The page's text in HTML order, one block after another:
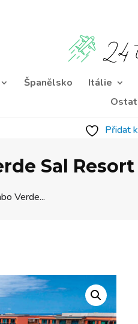
Španělsko Itálie
Přidat
Sal Resort
Verde...